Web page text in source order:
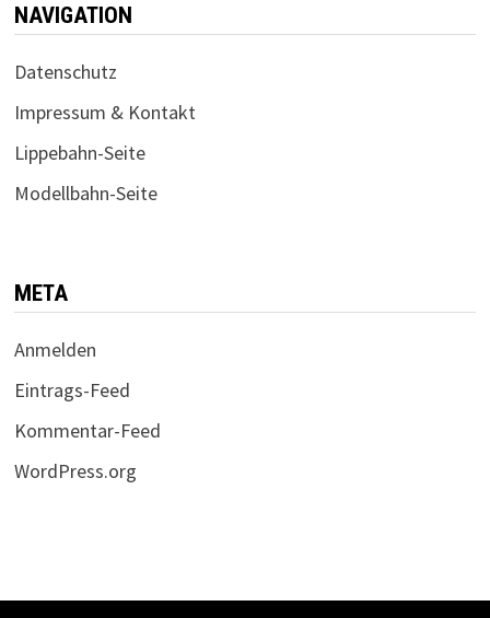
NAVIGATION
Datenschutz
Impressum & Kontakt
Lippebahn-Seite
Modellbahn-Seite
META
Anmelden
Eintrags-Feed
Kommentar-Feed
WordPress.org